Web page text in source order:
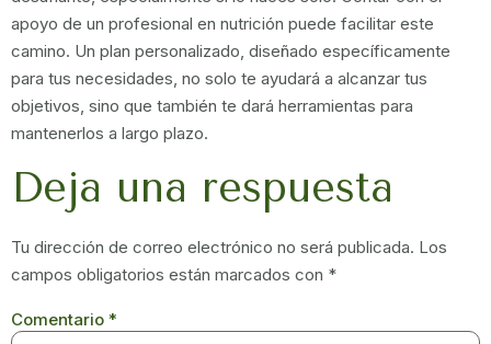
apoyo de un profesional en nutrición puede facilitar este
camino. Un plan personalizado, diseñado específicamente
para tus necesidades, no solo te ayudará a alcanzar tus
objetivos, sino que también te dará herramientas para
mantenerlos a largo plazo.
Deja una respuesta
Tu dirección de correo electrónico no será publicada. Los
campos obligatorios están marcados con *
Comentario *